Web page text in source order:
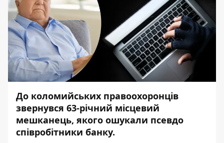
До коломийських правоохоронців
звернувся 63-річний місцевий
мешканець, якого ошукали псевдо
співробітники банку.